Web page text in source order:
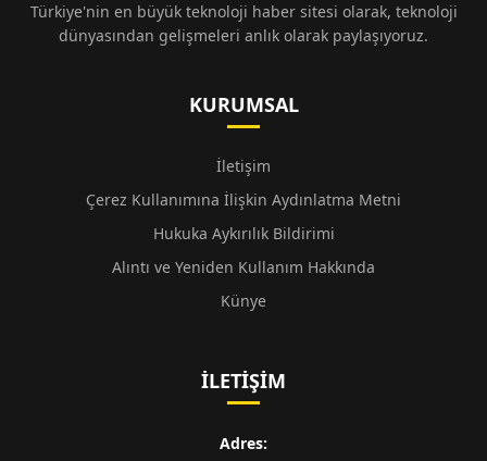
Türkiye'nin en büyük teknoloji haber sitesi olarak, teknoloji
dünyasından gelişmeleri anlık olarak paylaşıyoruz.
KURUMSAL
İletişim
Çerez Kullanımına İlişkin Aydınlatma Metni
Hukuka Aykırılık Bildirimi
Alıntı ve Yeniden Kullanım Hakkında
Künye
İLETIŞIM
Adres: